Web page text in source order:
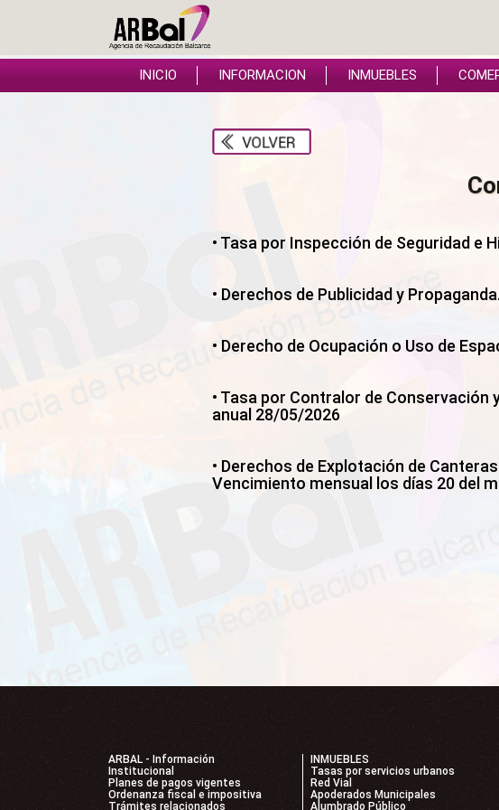
INICIO INFORMACION INMUEBLES
• Tasa por Inspección de Seguridad e
• Derechos de Publicidad y
• Derecho de Ocupación o Uso de
• Tasa por Contralor de
anual 28/05/2026
• Derechos de Explotación de
Vencimiento mensual los días 20 del
ARBAL - Información
Institucional
Planes de pagos vigentes
Ordenanza fiscal e impositiva
Trámites relacionados
INMUEBLES
Tasas por servicios urbanos
Red Vial
Apoderados Municipales
Alumbrado Público